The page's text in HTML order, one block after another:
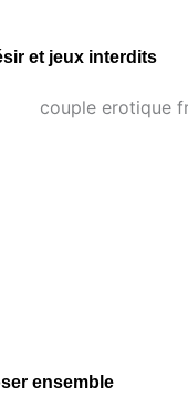
et jeux interdits
ensemble